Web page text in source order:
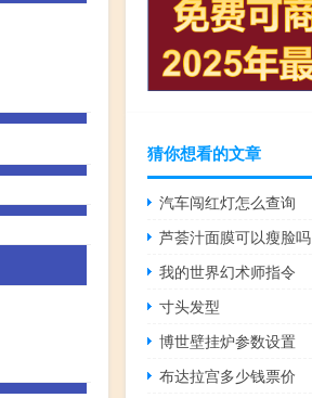
猜你想看的文章
汽车闯红灯怎么查询
芦荟汁面膜可以瘦脸吗
我的世界幻术师指令
寸头发型
博世壁挂炉参数设置
布达拉宫多少钱票价